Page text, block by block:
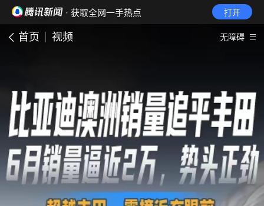
· 获取全网一手热点 打开
首页 视频 无障碍